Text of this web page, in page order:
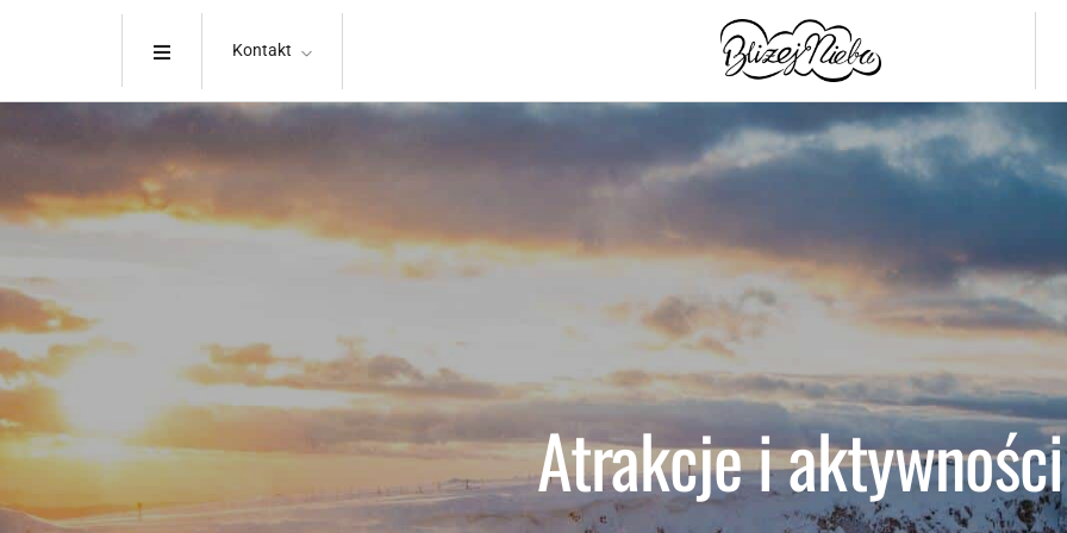
Kontakt
Atrakcje i aktywności